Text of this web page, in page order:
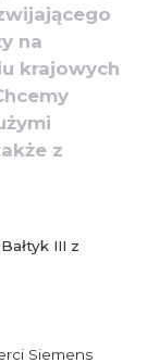
na
krajowych
z
III z
Siemens